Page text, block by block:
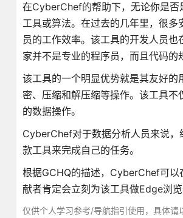
在CyberChef的帮助下，无论你是否
工具或算法。在过去的几年里，很
员的工作效率。该工具的开发人员
家并不是专业的程序员，而且代码的
该工具的一个明显优势就是其友好
密、压缩和解压缩等操作。该工具
的数据操作。
CyberChef对于数据分析人员来说，
款工具来完成自己的任务。
根据GCHQ的描述，CyberChef可
献者肯定会立刻为该工具做Edge浏览
仅供个人学习参考/导航指引使用，具体